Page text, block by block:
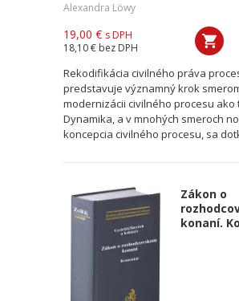
Alexandra Löwy
19,00 € s DPH
18,10 € bez DPH
Rekodifikácia civilného práva
predstavuje významný krok
modernizácii civilného procesu ako
Dynamika, a v mnohých smeroch
koncepcia civilného procesu, sa
Zákon o
konaní.